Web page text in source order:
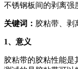
不锈钢板间的剥离强
关键词： 胶粘带、剥
1、意义
胶粘带的胶粘性能是